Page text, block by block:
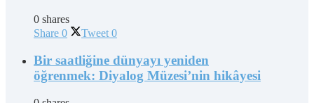
0 shares
Share 0 Tweet 0
Bir saatliğine dünyayı yeniden
öğrenmek: Diyalog Müzesi’nin hikâyesi